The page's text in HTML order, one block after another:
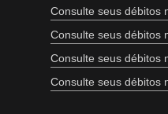
Consulte seus débitos
Consulte seus débitos
Consulte seus débitos
Consulte seus débitos